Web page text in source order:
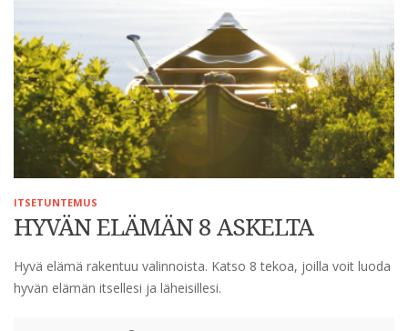
ITSETUNTEMUS
HYVÄN ELÄMÄN 8 ASKELTA
Hyvä elämä rakentuu valinnoista. Katso 8 tekoa, joilla voit luoda
hyvän elämän itsellesi ja läheisillesi.